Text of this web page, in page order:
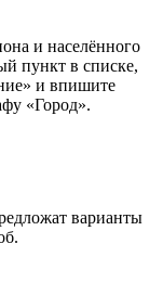
и населённого
пункт в списке,
и впишите
«Город».
варианты